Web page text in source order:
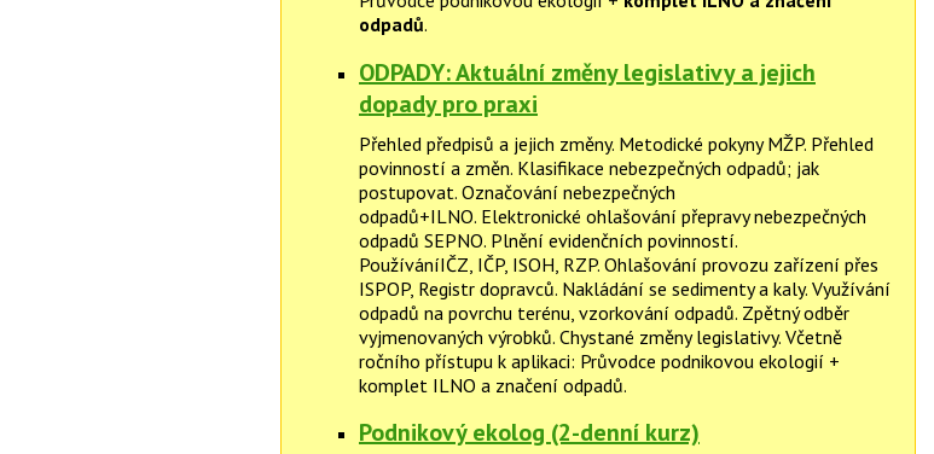
odpadů.
ODPADY: Aktuální změny legislativy a jejich
dopady pro praxi
Přehled předpisů a jejich změny. Metodické pokyny MŽP. Přehled
povinností a změn. Klasifikace nebezpečných odpadů; jak
postupovat. Označování nebezpečných
odpadů+ILNO. Elektronické ohlašování přepravy nebezpečných
odpadů SEPNO. Plnění evidenčních povinností.
PoužíváníIČZ, IČP, ISOH, RZP. Ohlašování provozu zařízení přes
ISPOP, Registr dopravců. Nakládání se sedimenty a kaly. Využívání
odpadů na povrchu terénu, vzorkování odpadů. Zpětný odběr
vyjmenovaných výrobků. Chystané změny legislativy. Včetně
ročního přístupu k aplikaci: Průvodce podnikovou ekologií +
komplet ILNO a značení odpadů.
Podnikový ekolog (2-denní kurz)